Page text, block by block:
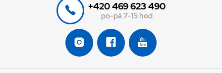
+420 469 623 490
po-pá 7-15 hod